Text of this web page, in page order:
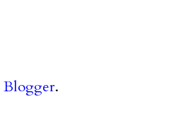
Blogger.